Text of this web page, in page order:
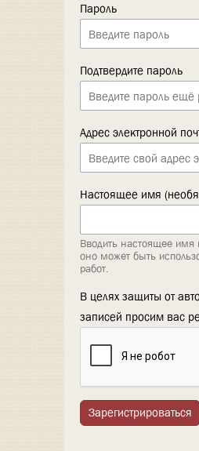
Пароль
Подтвердите пароль
Адрес электронной
Настоящее имя
Вводить настоящее имя
оно может быть
работ.
В целях защиты от
записей просим вас
Зарегистрироваться